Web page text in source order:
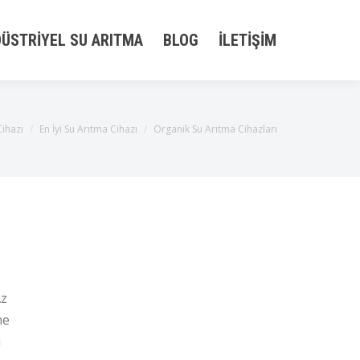
SU ARITMA BLOG İLETIŞIM
En İyi Su Arıtma Cihazı Organik Su Arıtma Cihazları